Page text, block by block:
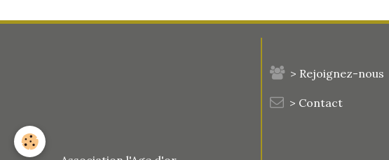
> Rejoignez-nous
> Contact